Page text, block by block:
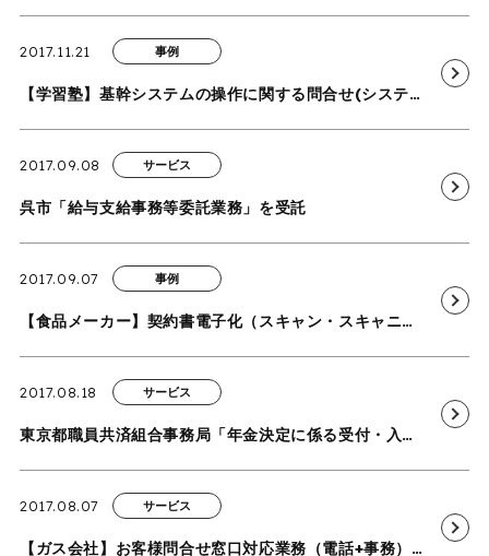
2017.11.21 事例
【学習塾】基幹システムの操作に関する問合せ(システムヘルプデスク)業務の導入事例を追加しました
2017.09.08 サービス
呉市「給与支給事務等委託業務」を受託
2017.09.07 事例
【食品メーカー】契約書電子化（スキャン・スキャニング）および検索キーワード埋め込み業務の導入事例を追加いたしました
2017.08.18 サービス
東京都職員共済組合事務局「年金決定に係る受付・入力等の業務」を受託
2017.08.07 サービス
【ガス会社】お客様問合せ窓口対応業務（電話+事務）の導入事例を追加いたしました